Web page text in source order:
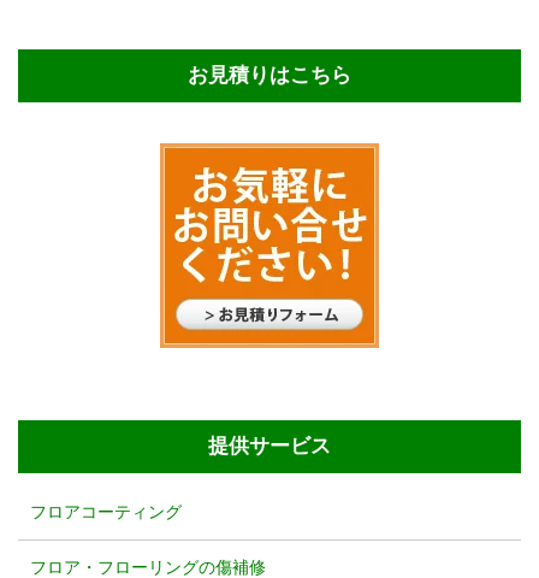
お見積りはこちら
提供サービス
フロアコーティング
フロア・フローリングの傷補修